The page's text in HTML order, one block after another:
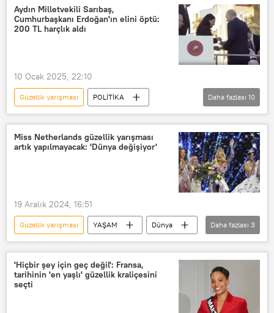
Hayvan
Hayvan hakları
Güzellik
Botoks
Aydın Milletvekili Sarıbaş,
Cumhurbaşkanı Erdoğan'ın elini öptü:
200 TL harçlık aldı
10 Ocak 2025, 22:10
Güzellik yarışması
POLİTİKA
AK Parti
AK Parti İl Kongresi
Aydın
Recep Tayyip Erdoğan
Harçlık
el öpmek
Çocuk
Daha fazlası 10
Miss Netherlands güzellik yarışması
artık yapılmayacak: 'Dünya değişiyor'
19 Aralık 2024, 16:51
Güzellik yarışması YAŞAM
Dünya
Avrupa
Hollanda
Miss Netherlands
Daha fazlası 3
'Hiçbir şey için geç değil': Fransa,
tarihinin 'en yaşlı' güzellik kraliçesini
seçti